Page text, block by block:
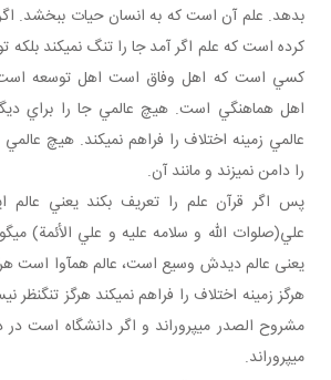
بدهد. علم آن است که به انسان حيات ببخشد. اگر
کرده است که علم اگر آمد جا را تنگ نمي کند بلکه
کسي است که اهل وفاق است اهل توسعه
اهل هماهنگي است. هيچ عالمي جا را براي
عالمي زمينه اختلاف را فراهم نمي کند. هيچ
را دامن نمي زند و مانند آن.
پس اگر قرآن علم را تعريف بکند يعني
علي(صلوات الله و سلامه عليه و علي الأئمة) مي
يعنی عالم ديدش وسيع است، عالم هم آوا است
هرگز زمينه اختلاف را فراهم نمي کند هرگز تنگ
مشروح الصدر مي پروراند و اگر دانشگاه است
مي پروراند.